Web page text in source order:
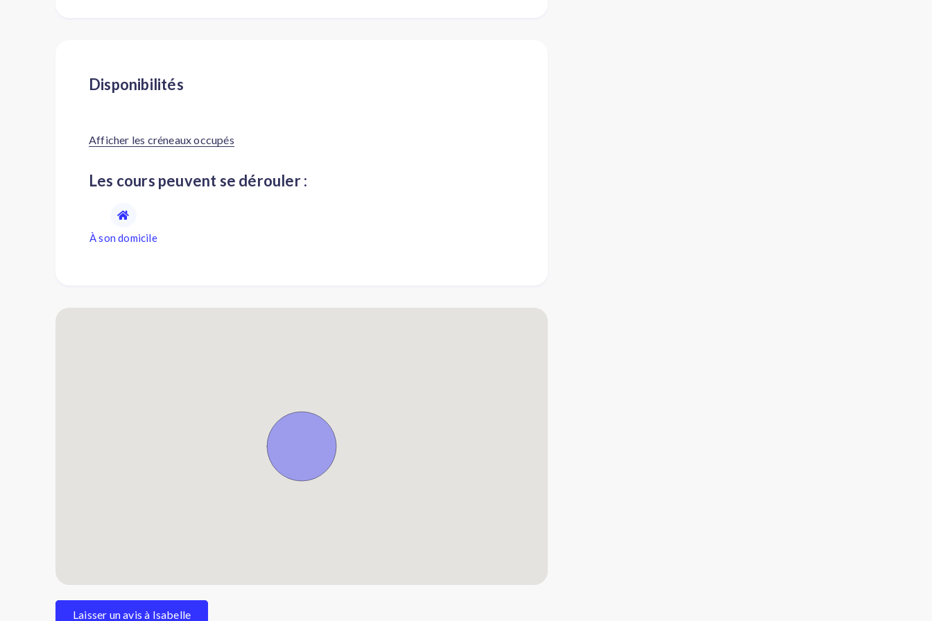
Disponibilités
Afficher les créneaux occupés
Les cours peuvent se dérouler :
À son domicile
Laisser un avis à Isabelle